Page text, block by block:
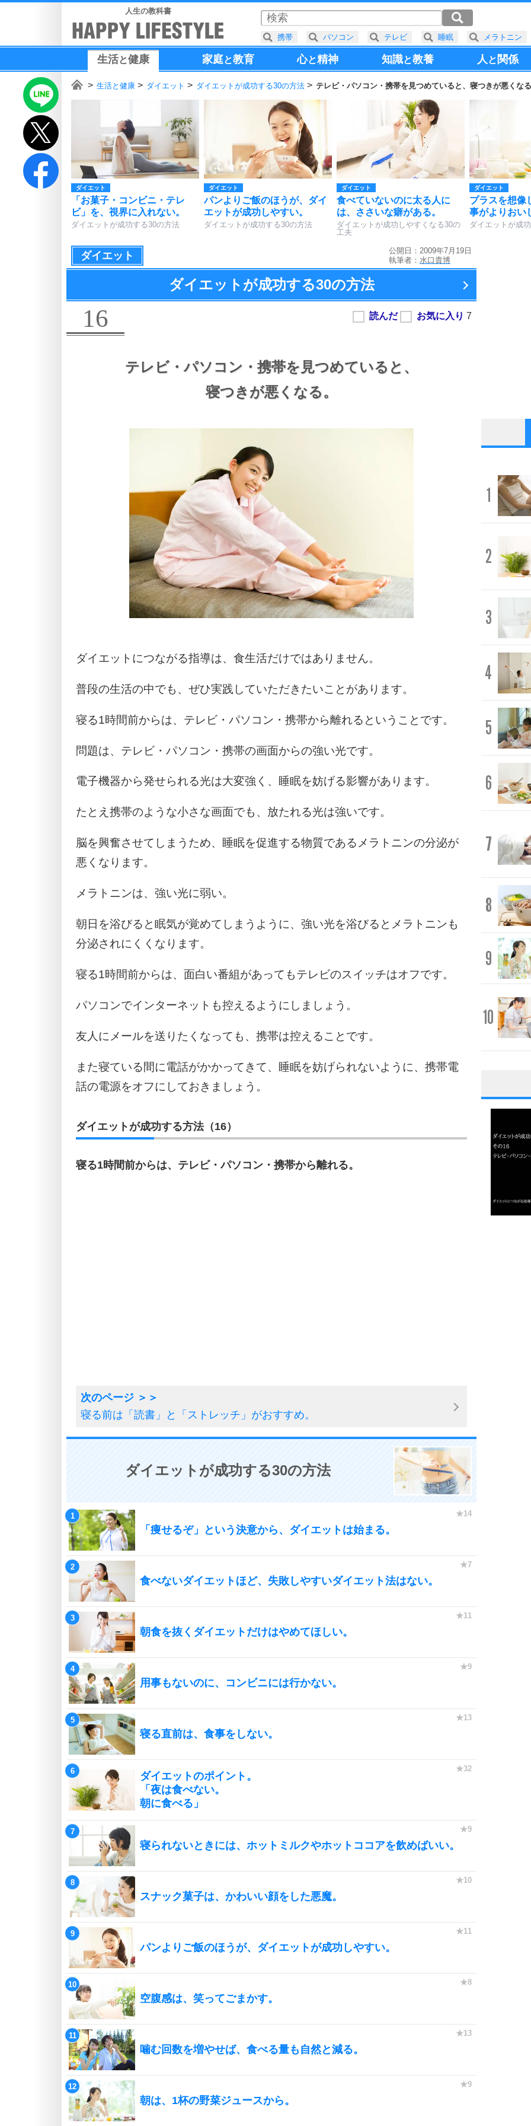
人生の教科書
生活と健康 家庭と教育 心と精神 知識と教養 人と 関係
生活と健康 ダイエット ダイエットが成功する30の方法 テレビ・パソコン・携帯を見つめていると、寝つきが悪くなる
ダイエット
「お菓子・コンビニ・テレ
ビ」を、視界に入れない。
ダイエットが成功する30の方法
ダイエット
パンよりご飯のほうが、ダイ
エットが成功しやすい。
ダイエットが成功する30の方法
ダイエット
食べていないのに太る人に
は、ささいな癖がある。
ダイエットが成功しやすくなる30の
工夫
ダイエット
プラスを想像
事がよりおい
ダイエットが成
ダイエット
公開日：2009年7月19日
執筆者： 水口貴博
ダイエットが成功する30の方法
16
テレビ・パソコン・携帯を見つめていると、
寝つきが悪くなる。
ダイエットにつながる指導は、食生活だけではありません。
普段の生活の中でも、ぜひ実践していただきたいことがあります。
寝る1時間前からは、テレビ・パソコン・携帯から離れるということです。
問題は、テレビ・パソコン・携帯の画面からの強い光です。
電子機器から発せられる光は大変強く、睡眠を妨げる影響があります。
たとえ携帯のような小さな画面でも、放たれる光は強いです。
脳を興奮させてしまうため、睡眠を促進する物質であるメラトニンの分泌が
悪くなります。
メラトニンは、強い光に弱い。
朝日を浴びると眠気が覚めてしまうように、強い光を浴びるとメラトニンも
分泌されにくくなります。
寝る1時間前からは、面白い番組があってもテレビのスイッチはオフです。
パソコンでインターネットも控えるようにしましょう。
友人にメールを送りたくなっても、携帯は控えることです。
また寝ている間に電話がかかってきて、睡眠を妨げられないように、携帯電
話の電源をオフにしておきましょう。
ダイエットが成功する方法（16）
寝る1時間前からは、テレビ・パソコン・携帯から離れる。
寝る前は「読書」と「ストレッチ」がおすすめ。
ダイエットが成功する30の方法
「痩せるぞ」という決意から、ダイエットは始まる。
食べないダイエットほど、失敗しやすいダイエット法はない。
朝食を抜くダイエットだけはやめてほしい。
用事もないのに、コンビニには行かない。
寝る直前は、食事をしない。
ダイエットのポイント。
「夜は食べない。
朝に食べる」
寝られないときには、ホットミルクやホットココアを飲めばいい。
スナック菓子は、かわいい顔をした悪魔。
パンよりご飯のほうが、ダイエットが成功しやすい。
空腹感は、笑ってごまかす。
噛む回数を増やせば、食べる量も自然と減る。
朝は、1杯の野菜ジュースから。
1
2
3
4
5
6
7
8
9
10
1
3
携帯 パソコン テレビ 睡眠 メラトニン